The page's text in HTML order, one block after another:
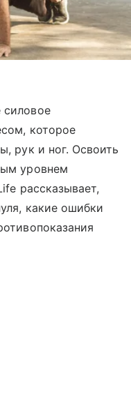
которое
рук и ног. Освоить
уровнем
рассказывает,
какие ошибки